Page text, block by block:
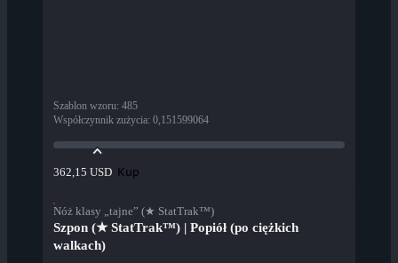
Szablon wzoru: 485
Współczynnik zużycia: 0,151599064
362,15 USD Kup
Nóż klasy „tajne” (★ StatTrak™)
Szpon (★ StatTrak™) | Popiół (po ciężkich
walkach)